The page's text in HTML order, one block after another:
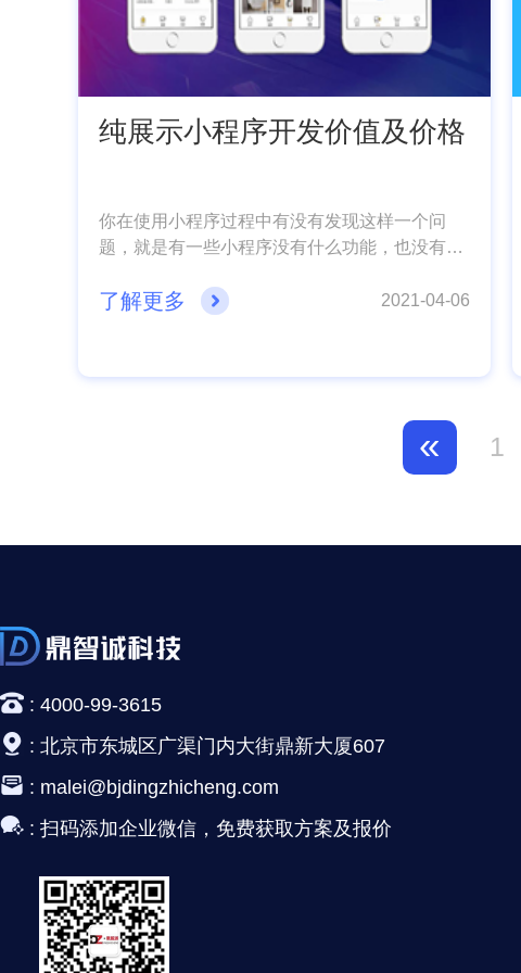
纯展示小程序开发价值及价格
你在使用小程序过程中有没有发现这样一个问
题，就是有一些小程序没有什么功能，也没有什
于展示型小程序，在目前的市场行情下，大家都
序，其用于展示产品信息和店铺信息，进行简单
也还可以。现在北京小程序开发公司小编就带大
了解更多 2021-04-06
« 1
: 4000-99-3615
: 北京市东城区广渠门内大街鼎新大厦607
: malei@bjdingzhicheng.com
: 扫码添加企业微信，免费获取方案及报价